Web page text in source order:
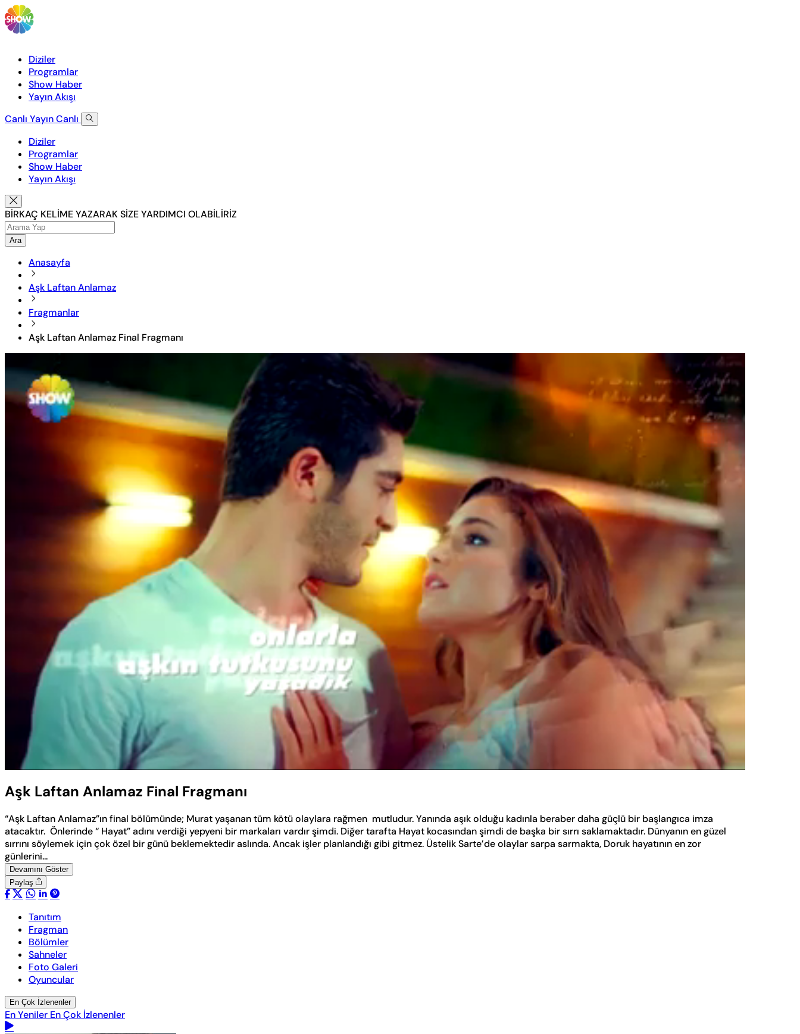
Diziler
Programlar
Show Haber
Yayın Akışı
Canlı YayınCanlı
Diziler
Programlar
Show Haber
Yayın Akışı
BİRKAÇ KELİME YAZARAK SİZE YARDIMCI OLABİLİRİZ
Ara
Anasayfa
Aşk Laftan Anlamaz
Fragmanlar
Aşk Laftan Anlamaz Final Fragmanı
Aç
Oynatma
Hızı
Aşk Laftan Anlamaz Final Fragmanı
“Aşk Laftan Anlamaz”ın final bölümünde; Murat yaşanan tüm kötü olaylara rağmen mutludur. Yanında aşık olduğu kadınla beraber daha güçlü bir başlangıca imza
atacaktır. Önlerinde “ Hayat” adını verdiği yepyeni bir markaları vardır şimdi. Diğer tarafta Hayat kocasından şimdi de başka bir sırrı saklamaktadır. Dünyanın en güzel
sırrını söylemek için çok özel bir günü beklemektedir aslında. Ancak işler planlandığı gibi gitmez. Üstelik Sarte’de olaylar sarpa sarmakta, Doruk hayatının en zor
günlerini...
Devamını Göster
Paylaş
Tanıtım
Fragman
Bölümler
Sahneler
Foto Galeri
Oyuncular
En Çok İzlenenler
En Yeniler En Çok İzlenenler